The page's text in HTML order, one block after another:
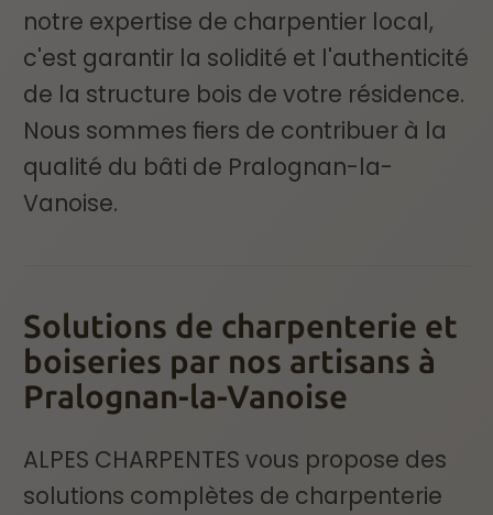
notre expertise de charpentier local,
c'est garantir la solidité et l'authenticité
de la structure bois de votre résidence.
Nous sommes fiers de contribuer à la
qualité du bâti de Pralognan-la-
Vanoise.
Solutions de charpenterie et
boiseries par nos artisans à
Pralognan-la-Vanoise
ALPES CHARPENTES vous propose des
solutions complètes de charpenterie